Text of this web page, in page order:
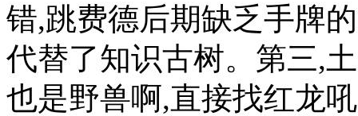
错,跳费德后期缺乏手牌
代替了知识古树。第三,
也是野兽啊,直接找红龙